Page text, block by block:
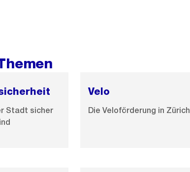
Stadt sicher
Velo
Die Veloförderung in Zürich